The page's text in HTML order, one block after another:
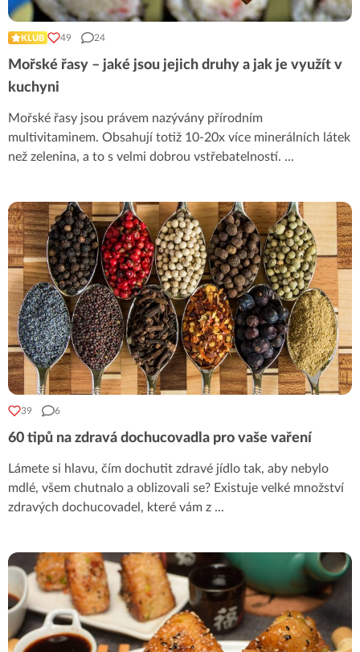
KLUB 49 24
Mořské řasy – jaké jsou jejich druhy a jak je využít v
kuchyni
Mořské řasy jsou právem nazývány přírodním
multivitaminem. Obsahují totiž 10-20x více minerálních látek
než zelenina, a to s velmi dobrou vstřebatelností. ...
39 6
60 tipů na zdravá dochucovadla pro vaše vaření
Lámete si hlavu, čím dochutit zdravé jídlo tak, aby nebylo
mdlé, všem chutnalo a oblizovali se? Existuje velké množství
zdravých dochucovadel, které vám z ...